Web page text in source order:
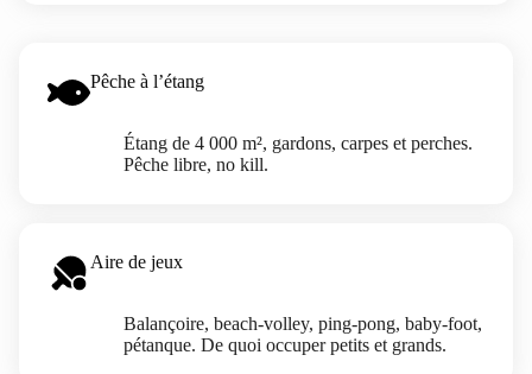
Pêche à l’étang
Étang de 4 000 m², gardons, carpes et perches.
Pêche libre, no kill.
Aire de jeux
Balançoire, beach-volley, ping-pong, baby-foot,
pétanque. De quoi occuper petits et grands.